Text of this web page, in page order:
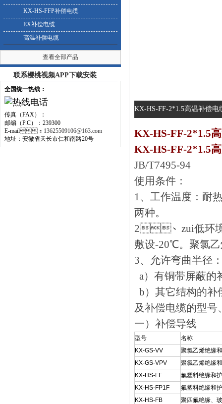
KX-HS-FFP补偿电缆
EX补偿电缆
高温补偿电缆
查看全部产品
联系樱桃视频APP下载安装
全国统一热线：
传真（FAX）：
邮编（P.C）：239300
E-mail： 13625509106@163.com
地址：安徽省天长市仁和南路20号
KX-HS-FF-2*1.5高温补偿电
KX-HS-FF-2*1.5高
KX-HS-FF-2*1.5
JB/T7495-94
使用条件：
1、工作温度
两种。
2、zui低环境温度
敷设-20℃。聚氯乙
3、允许弯曲半径
a）有铜带屏蔽的补
b）其它结构的补偿
及补偿电缆的型号
一）补偿导线
型号
名称
KX-GS-VV
聚氯乙烯绝缘
KX-GS-VPV
聚氯乙烯绝缘
KX-HS-FF
氟塑料绝缘和
KX-HS-FP1F
氟塑料绝缘和
KX-HS-FB
聚四氟绝缘